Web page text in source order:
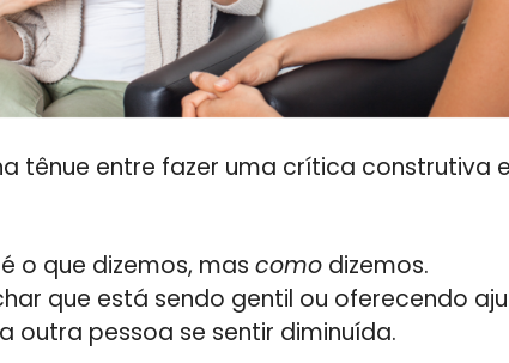
tênue entre fazer uma crítica construtiva
o que dizemos, mas como dizemos.
que está sendo gentil ou oferecendo
outra pessoa se sentir diminuída.